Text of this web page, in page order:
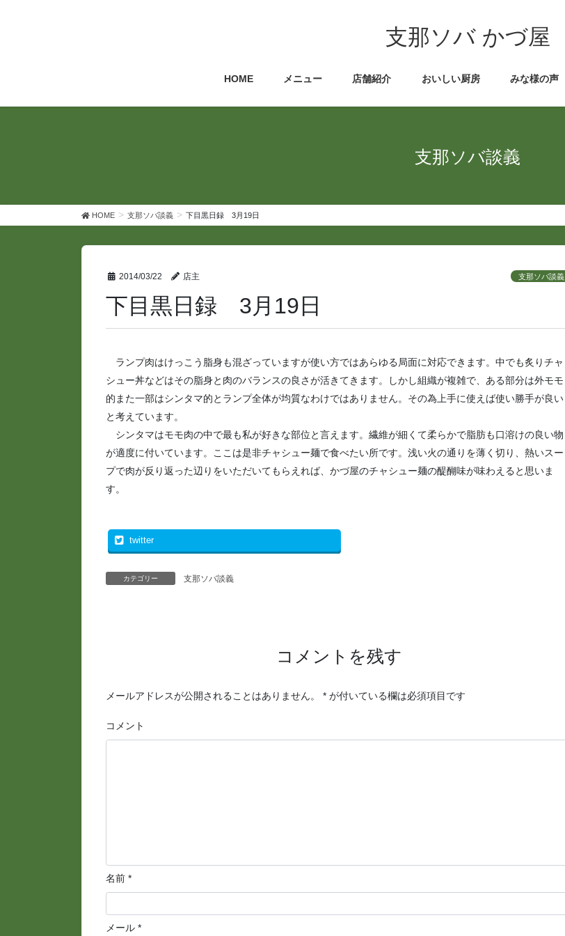
キ
に
支那ソバ かづ屋
HOME メニュー 店舗紹介 おいしい厨房 みな様の声
支那ソバ談義
HOME 支那ソバ談義 下目黒日録 3月19日
2014/03/22 店主 支那ソバ談義
下目黒日録 3月19日
ランプ肉はけっこう脂身も混ざっていますが使い方ではあらゆる局面に対応できます。中でも炙りチャ
シュー丼などはその脂身と肉のバランスの良さが活きてきます。しかし組織が複雑で、ある部分は外モモ
的また一部はシンタマ的とランプ全体が均質なわけではありません。その為上手に使えば使い勝手が良い
と考えています。
シンタマはモモ肉の中で最も私が好きな部位と言えます。繊維が細くて柔らかで脂肪も口溶けの良い物
が適度に付いています。ここは是非チャシュー麺で食べたい所です。浅い火の通りを薄く切り、熱いスー
プで肉が反り返った辺りをいただいてもらえれば、かづ屋のチャシュー麺の醍醐味が味わえると思いま
す。
twitter
カテゴリー 支那ソバ談義
コメントを残す
メールアドレスが公開されることはありません。 *が付いている欄は必須項目です
コメント
名前 *
メール *